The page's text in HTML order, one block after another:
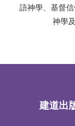
語神學、基督
神學
建道出